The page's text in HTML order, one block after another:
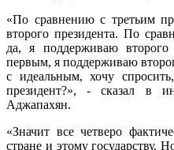
«По сравнению с третьим
второго президента. По
да, я поддерживаю
первым, я поддерживаю
с идеальным, хочу
президент?», - сказал в
Аджапахян.
«Значит все четверо
стране и этому государству.